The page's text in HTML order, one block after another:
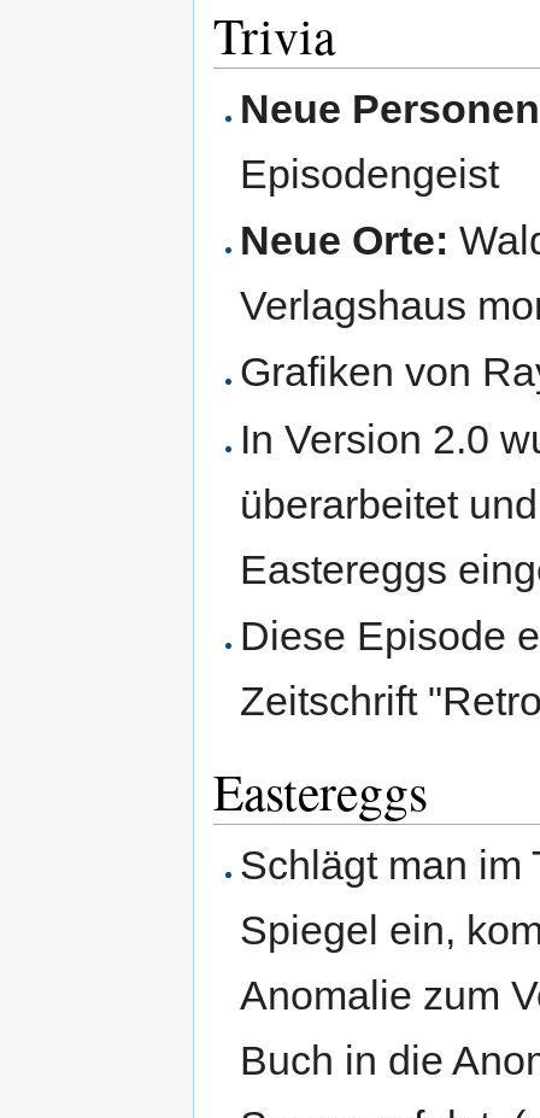
Trivia
Neue
Episodengeist
Neue Orte:
Verlagshaus
Grafiken von
In Version 2.0
überarbeitet
Eastereggs
Diese Episode
Zeitschrift
Eastereggs
Schlägt man im
Spiegel ein,
Anomalie zum
Buch in die